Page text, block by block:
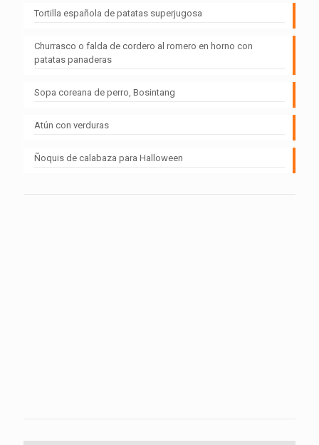
Tortilla española de patatas superjugosa
Churrasco o falda de cordero al romero en horno con
patatas panaderas
Sopa coreana de perro, Bosintang
Atún con verduras
Ñoquis de calabaza para Halloween